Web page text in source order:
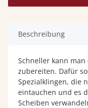
Beschreibung
Schneller kann
zubereiten. Dafür
Spezialklingen, die
eintauchen und es
Scheiben